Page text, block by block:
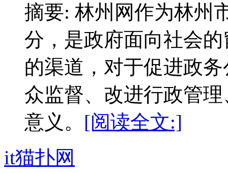
摘要: 林州网作为林州
分，是政府面向社会
的渠道，对于促进政
众监督、改进行政管
意义。 [阅读全文:]
it猫扑网